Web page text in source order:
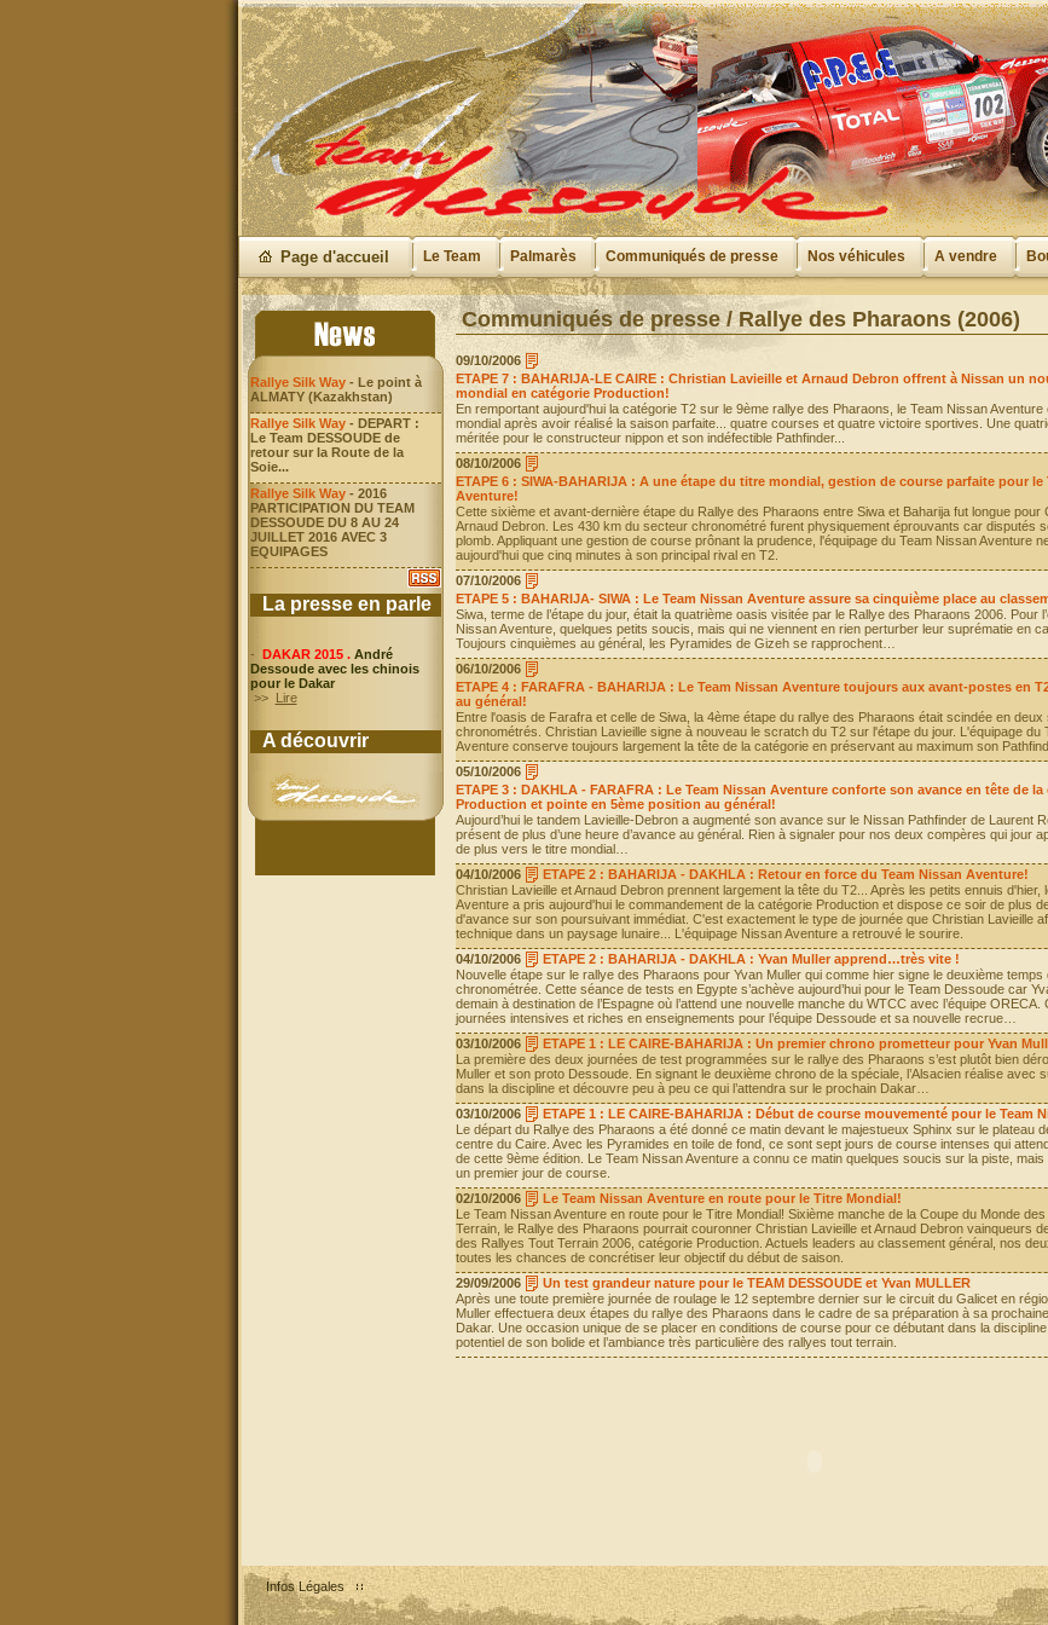
Page d'accueil Le Team Palmarès Communiqués de presse Nos véhicules A vendre
Rallye Silk Way- Le point à
ALMATY (Kazakhstan)
Rallye Silk Way- DEPART :
Le Team DESSOUDE de
retour sur la Route de la
Soie...
Rallye Silk Way- 2016
PARTICIPATION DU TEAM
DESSOUDE DU 8 AU 24
JUILLET 2016 AVEC 3
EQUIPAGES
La presse en parle
- DAKAR 2015 . André
Dessoude avec les chinois
pour le Dakar
>>
Lire
A découvrir
Communiqués de presse / Rallye des Pharaons (2006)
09/10/2006
ETAPE 7 : BAHARIJA-LE CAIRE : Christian Lavieille et Arnaud Debron offrent à Nissan un
mondial en catégorie Production!
En remportant aujourd'hui la catégorie T2 sur le 9ème rallye des Pharaons, le Team Nissan Aventure
mondial après avoir réalisé la saison parfaite... quatre courses et quatre victoire sportives. Une
méritée pour le constructeur nippon et son indéfectible Pathfinder...
08/10/2006
ETAPE 6 : SIWA-BAHARIJA : A une étape du titre mondial, gestion de course parfaite pour le
Aventure!
Cette sixième et avant-dernière étape du Rallye des Pharaons entre Siwa et Baharija fut longue pour
Arnaud Debron. Les 430 km du secteur chronométré furent physiquement éprouvants car disputés
plomb. Appliquant une gestion de course prônant la prudence, l'équipage du Team Nissan Aventure
aujourd'hui que cinq minutes à son principal rival en T2.
07/10/2006
ETAPE 5 : BAHARIJA- SIWA : Le Team Nissan Aventure assure sa cinquième place au
Siwa, terme de l’étape du jour, était la quatrième oasis visitée par le Rallye des Pharaons 2006. Pour
Nissan Aventure, quelques petits soucis, mais qui ne viennent en rien perturber leur suprématie en
Toujours cinquièmes au général, les Pyramides de Gizeh se rapprochent…
06/10/2006
ETAPE 4 : FARAFRA - BAHARIJA : Le Team Nissan Aventure toujours aux avant-postes en
au général!
Entre l'oasis de Farafra et celle de Siwa, la 4ème étape du rallye des Pharaons était scindée en deux
chronométrés. Christian Lavieille signe à nouveau le scratch du T2 sur l'étape du jour. L'équipage du
Aventure conserve toujours largement la tête de la catégorie en préservant au maximum son
05/10/2006
ETAPE 3 : DAKHLA - FARAFRA : Le Team Nissan Aventure conforte son avance en tête de la
Production et pointe en 5ème position au général!
Aujourd’hui le tandem Lavieille-Debron a augmenté son avance sur le Nissan Pathfinder de Laurent
présent de plus d’une heure d’avance au général. Rien à signaler pour nos deux compères qui jour
de plus vers le titre mondial…
04/10/2006
ETAPE 2 : BAHARIJA - DAKHLA : Retour en force du Team Nissan Aventure!
Christian Lavieille et Arnaud Debron prennent largement la tête du T2... Après les petits ennuis d'hier,
Aventure a pris aujourd'hui le commandement de la catégorie Production et dispose ce soir de plus
d'avance sur son poursuivant immédiat. C'est exactement le type de journée que Christian Lavieille
technique dans un paysage lunaire... L'équipage Nissan Aventure a retrouvé le sourire.
04/10/2006
ETAPE 2 : BAHARIJA - DAKHLA : Yvan Muller apprend…très vite !
Nouvelle étape sur le rallye des Pharaons pour Yvan Muller qui comme hier signe le deuxième temps
chronométrée. Cette séance de tests en Egypte s’achève aujourd’hui pour le Team Dessoude car
demain à destination de l’Espagne où l’attend une nouvelle manche du WTCC avec l’équipe ORECA.
journées intensives et riches en enseignements pour l’équipe Dessoude et sa nouvelle recrue…
03/10/2006
ETAPE 1 : LE CAIRE-BAHARIJA : Un premier chrono prometteur pour Yvan
La première des deux journées de test programmées sur le rallye des Pharaons s’est plutôt bien
Muller et son proto Dessoude. En signant le deuxième chrono de la spéciale, l’Alsacien réalise avec
dans la discipline et découvre peu à peu ce qui l’attendra sur le prochain Dakar…
03/10/2006
ETAPE 1 : LE CAIRE-BAHARIJA : Début de course mouvementé pour le Team
Le départ du Rallye des Pharaons a été donné ce matin devant le majestueux Sphinx sur le plateau
centre du Caire. Avec les Pyramides en toile de fond, ce sont sept jours de course intenses qui
de cette 9ème édition. Le Team Nissan Aventure a connu ce matin quelques soucis sur la piste,
un premier jour de course.
02/10/2006
Le Team Nissan Aventure en route pour le Titre Mondial!
Le Team Nissan Aventure en route pour le Titre Mondial! Sixième manche de la Coupe du Monde
Terrain, le Rallye des Pharaons pourrait couronner Christian Lavieille et Arnaud Debron vainqueurs
des Rallyes Tout Terrain 2006, catégorie Production. Actuels leaders au classement général, nos
toutes les chances de concrétiser leur objectif du début de saison.
29/09/2006
Un test grandeur nature pour le TEAM DESSOUDE et Yvan MULLER
Après une toute première journée de roulage le 12 septembre dernier sur le circuit du Galicet en
Muller effectuera deux étapes du rallye des Pharaons dans le cadre de sa préparation à sa
Dakar. Une occasion unique de se placer en conditions de course pour ce débutant dans la
potentiel de son bolide et l’ambiance très particulière des rallyes tout terrain.
Infos Légales